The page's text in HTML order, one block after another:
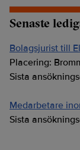
Senaste
Bolagsjurist till
Placering:
Sista
Medarbetare
Sista